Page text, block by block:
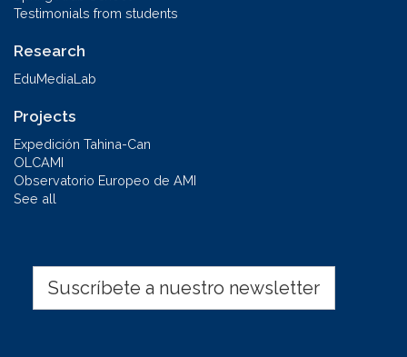
Testimonials from students
Research
EduMediaLab
Projects
Expedición Tahina-Can
OLCAMI
Observatorio Europeo de AMI
See all
Suscríbete a nuestro newsletter